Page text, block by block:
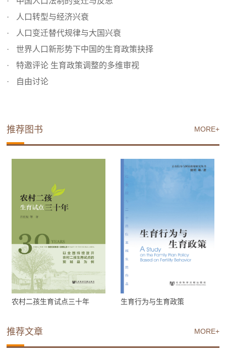
人口转型与经济兴衰
人口变迁替代规律与大国兴衰
世界人口新形势下中国的生育政策抉择
特邀评论 生育政策调整的多维审视
自由讨论
MORE+
推荐图书
农村二孩生育试点三十年 生育行为与生育政策
MORE+
推荐文章